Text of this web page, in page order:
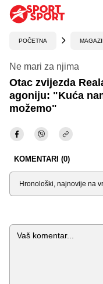
POČETNA
Ne mari za njima
Otac zvijezda
agoniju: "Kuća
možemo"
KOMENTARI (0)
Sortiraj
Komentar